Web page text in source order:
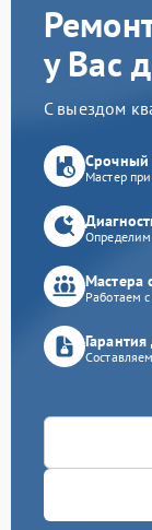
у Вас
С выездом
Срочный
Мастер
Определим
Мастера
Работаем